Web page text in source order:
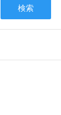
検索